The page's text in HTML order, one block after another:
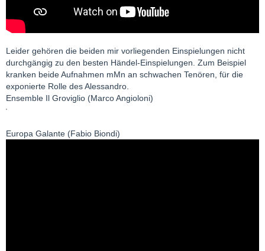
Leider gehören die beiden mir vorliegenden Einspielungen nicht
durchgängig zu den besten Händel-Einspielungen. Zum Beispiel
kranken beide Aufnahmen mMn an schwachen Tenören, für die
exponierte Rolle des Alessandro.
Ensemble Il Groviglio (Marco Angioloni)
Europa Galante (Fabio Biondi)